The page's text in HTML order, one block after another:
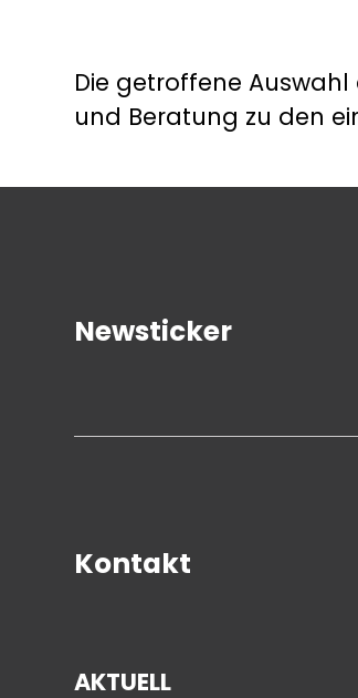
Die getroffene
und Beratung zu den
Newsticker
Kontakt
AKTUELL